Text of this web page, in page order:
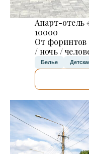
Апарт-отель
10000
От форинтов
/ ночь /
Белье